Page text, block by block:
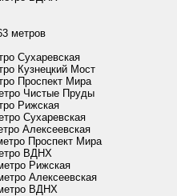
метров
Сухаревская
Кузнецкий Мост
Проспект Мира
Чистые Пруды
Рижская
Сухаревская
Алексеевская
Проспект Мира
ВДНХ
Рижская
Алексеевская
ВДНХ